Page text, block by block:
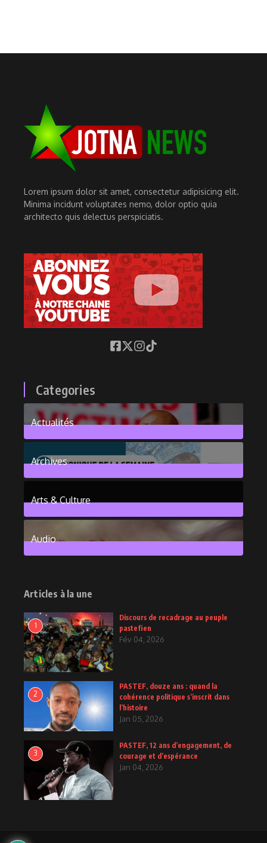
Lorem ipsum dolor sit amet, consectetur adipisicing elit.
Minima incidunt voluptates nemo, dolor optio quia
architecto quis delectus perspiciatis.
Categories
Actualités
376Posts
Archives
Arts & Culture
6Posts
Audio
Articles à la une
1
Discours de recadrage au peuple
pastefien
Fév 04, 2026
2
PASTEF, douze ans : quand la
cohérence politique s’inscrit dans
l’histoire
Jan 05, 2026
3
PASTEF, 12 ans d’engagement, de
courage et d’espérance
Jan 04, 2026